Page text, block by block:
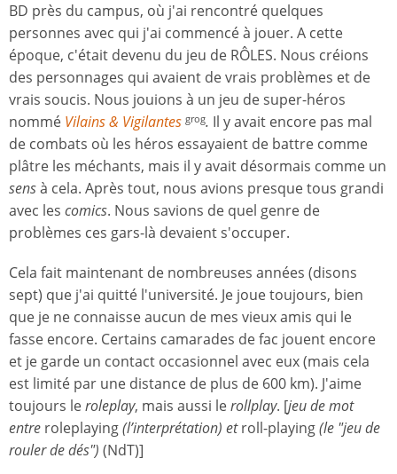
BD près du campus, où j'ai rencontré quelques
personnes avec qui j'ai commencé à jouer. A cette
époque, c'était devenu du jeu de RÔLES. Nous créions
des personnages qui avaient de vrais problèmes et de
vrais soucis. Nous jouions à un jeu de super-héros
nommé Vilains & Vigilantes grog. Il y avait encore pas mal
de combats où les héros essayaient de battre comme
plâtre les méchants, mais il y avait désormais comme un
sensà cela. Après tout, nous avions presque tous grandi
avec les comics. Nous savions de quel genre de
problèmes ces gars-là devaient s'occuper.
Cela fait maintenant de nombreuses années (disons
sept) que j'ai quitté l'université. Je joue toujours, bien
que je ne connaisse aucun de mes vieux amis qui le
fasse encore. Certains camarades de fac jouent encore
et je garde un contact occasionnel avec eux (mais cela
est limité par une distance de plus de 600 km). J'aime
toujours leroleplay, mais aussi lerollplay. [jeu de mot
entre roleplaying(l’interprétation) etroll-playing(le "jeu de
rouler de dés") (NdT)]